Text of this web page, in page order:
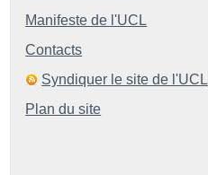
Manifeste de l'UCL
Contacts
Syndiquer le site de l'UCL
Plan du site